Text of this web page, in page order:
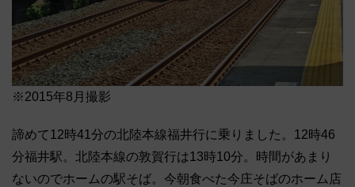
※2015年8月撮影
諦めて12時41分の北陸本線福井行に乗りました。12時46
分福井駅。北陸本線の敦賀行は13時10分。時間があまり
ないのでホームの駅そば。今朝食べた今庄そばのホーム店